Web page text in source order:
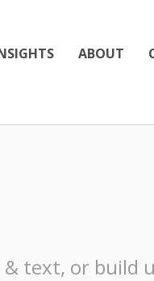
ABOUT
text, or build